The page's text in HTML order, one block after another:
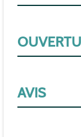
AVIS